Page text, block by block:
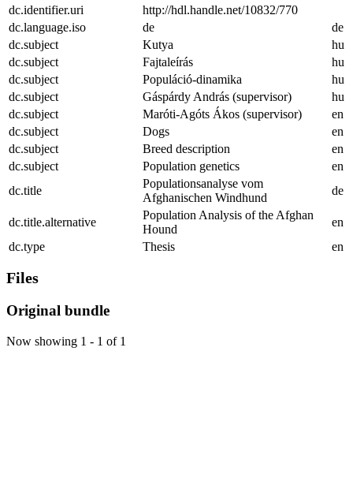
dc.identifier.uri
http://hdl.handle.net/10832/770
dc.language.iso
de
de
dc.subject
Kutya
hu
dc.subject
Fajtaleírás
hu
dc.subject
Populáció-dinamika
hu
dc.subject
Gáspárdy András (supervisor)
hu
dc.subject
Maróti-Agóts Ákos (supervisor)
en
dc.subject
Dogs
en
dc.subject
Breed description
en
dc.subject
Population genetics
en
dc.title
Populationsanalyse vom
Afghanischen Windhund
de
dc.title.alternative
Population Analysis of the Afghan
Hound
en
dc.type
Thesis en
Files
Original bundle
Now showing 1 - 1 of 1